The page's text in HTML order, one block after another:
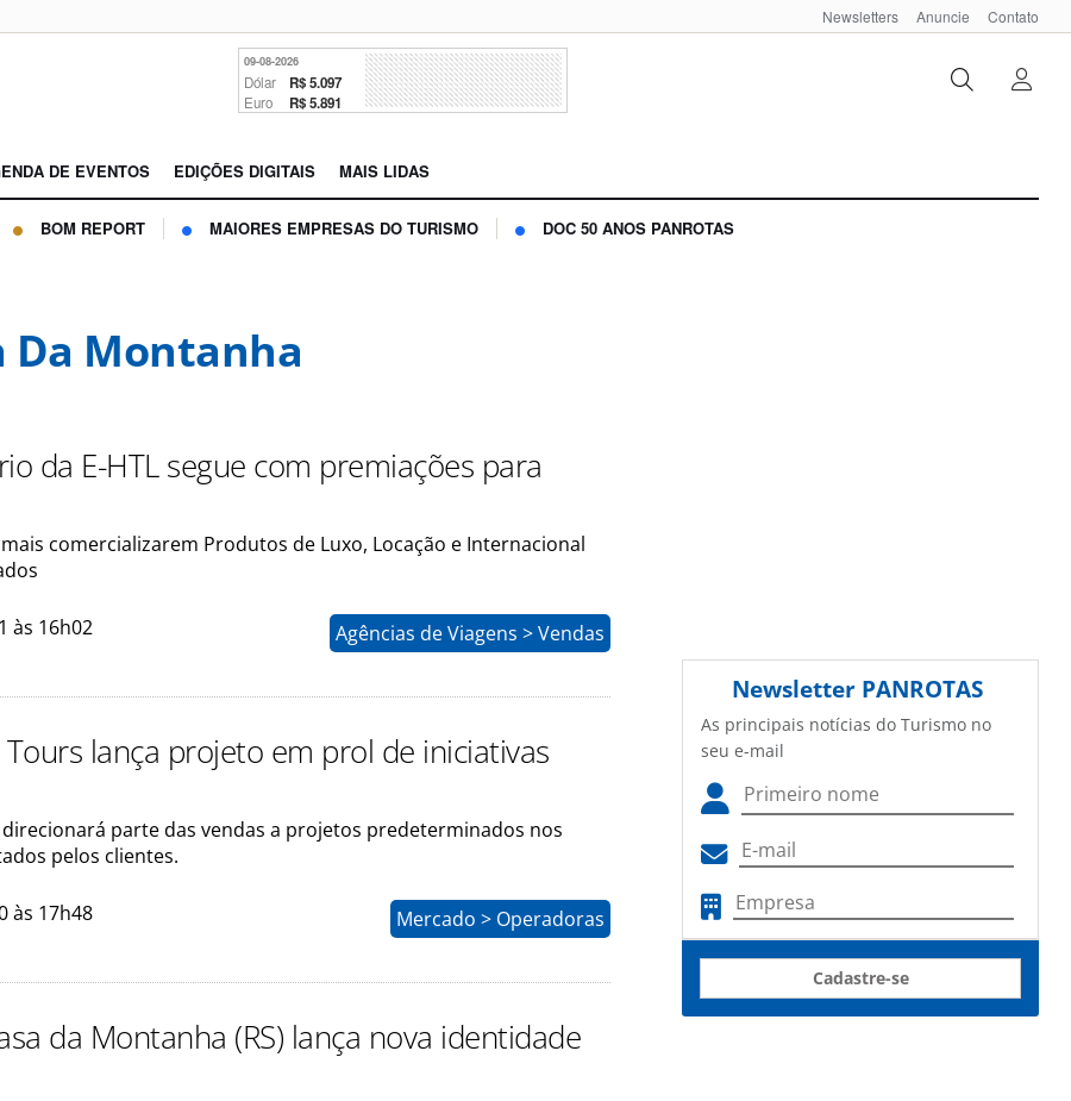
Newsletters Anuncie Contato
09-08-2026
Dólar R$ 5.097
Euro R$ 5.891
DE EVENTOS EDIÇÕES DIGITAIS MAIS LIDAS
BOM REPORT MAIORES EMPRESAS DO TURISMO DOC 50 ANOS PANROTAS
Da Montanha
da E-HTL segue com premiações para
comercializarem Produtos de Luxo, Locação e Internacional
às 16h02 Agências de Viagens > Vendas
lança projeto em prol de iniciativas
parte das vendas a projetos predeterminados nos
pelos clientes.
às 17h48 Mercado > Operadoras
da Montanha (RS) lança nova identidade
Newsletter PANROTAS
As principais notícias do Turismo no
seu e-mail
Cadastre-se